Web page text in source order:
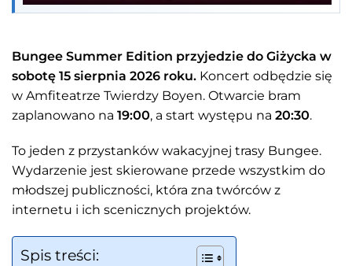
Bungee Summer Edition przyjedzie do Giżycka w
sobotę 15 sierpnia 2026 roku. Koncert odbędzie się
w Amfiteatrze Twierdzy Boyen. Otwarcie bram
zaplanowano na 19:00, a start występu na 20:30.
To jeden z przystanków wakacyjnej trasy Bungee.
Wydarzenie jest skierowane przede wszystkim do
młodszej publiczności, która zna twórców z
internetu i ich scenicznych projektów.
Spis treści: